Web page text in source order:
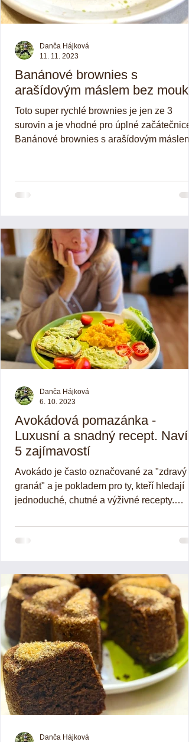
Banánové brownies s
arašídovým máslem bez mouky
Toto super rychlé brownies je jen ze 3
surovin a je vhodné pro úplné začátečnice.
Banánové brownies s arašídovým máslem
Danča Hájková
11. 11. 2023
Avokádová pomazánka -
Luxusní a snadný recept. Navíc
5 zajímavostí
Avokádo je často označované za "zdravý
granát" a je pokladem pro ty, kteří hledají
jednoduché, chutné a výživné recepty.
Danča Hájková
6. 10. 2023
Danča Hájková